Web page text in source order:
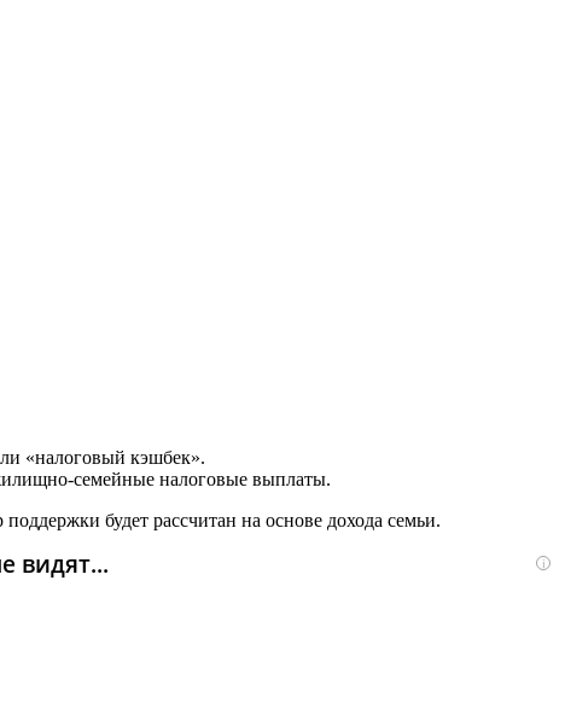
«налоговый кэшбек».
семейные налоговые выплаты.
будет рассчитан на основе дохода семьи.
i
видят...